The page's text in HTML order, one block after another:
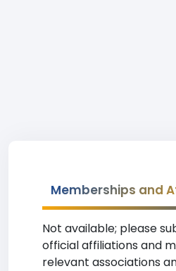
Memberships and
Not available; please
official affiliations and
relevant associations